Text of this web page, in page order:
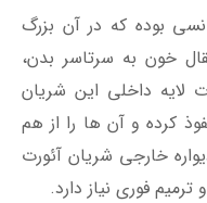
بوده که در آن بزرگ
خون به سرتاسر بدن،
لایه داخلی این شریان
کرده و آن ها را از هم
خارجی شریان آئورت
فوری نیاز دارد.